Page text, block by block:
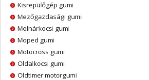
Kisrepülőgép gumi
Mezőgazdasági gumi
Molnárkocsi gumi
Moped gumi
Motocross gumi
Oldalkocsi gumi
Oldtimer motorgumi